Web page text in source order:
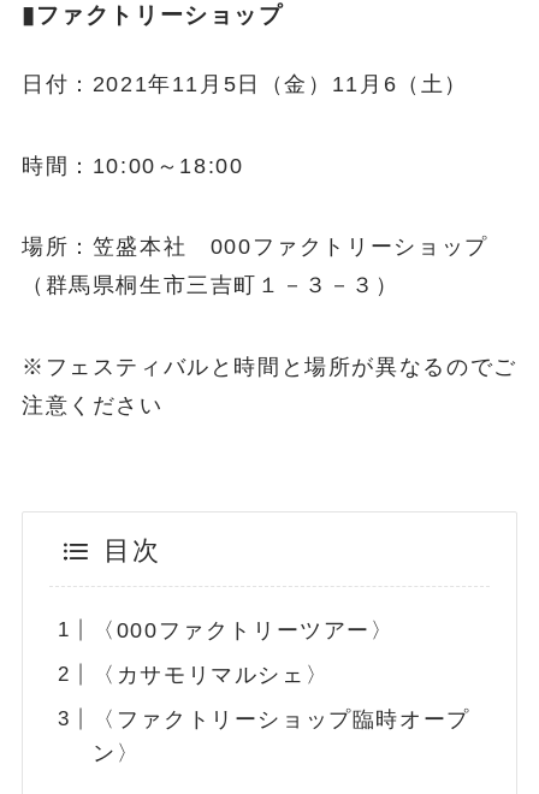
▮ファクトリーショップ
日付：2021年11月5日（金）11月6（土）
時間：10:00～18:00
場所：笠盛本社 000ファクトリーショップ
（群馬県桐生市三吉町１－３－３）
※フェスティバルと時間と場所が異なるのでご
注意ください
目次
〈000ファクトリーツアー〉
〈カサモリマルシェ〉
〈ファクトリーショップ臨時オープ
ン〉